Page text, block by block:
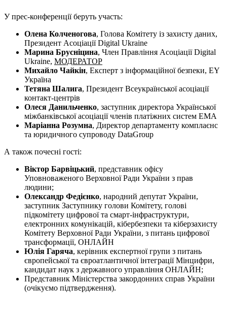
У прес-конференції беруть участь:
Олена Колченогова, Голова Комітету із захисту даних,
Президент Асоціації Digital Ukraine
Марина Брусніцина, Член Правління Асоціації Digital
Ukraine, МОДЕРАТОР
Михайло Чайкін, Експерт з інформаційної безпеки, EY
Україна
Тетяна Шалига, Президент Всеукраїнської асоціації
контакт-центрів
Олеся Данильченко, заступник директора Української
міжбанківської асоціації членів платіжних систем EMA
Маріанна Розумна, Директор департаменту комплаєнс
та юридичного супроводу DataGroup
А також почесні гості:
Віктор Барвіцький, представник офісу
Уповноваженого Верховної Ради України з прав
людини;
Олександр Федієнко, народний депутат України,
заступник Заступнику голови Комітету, голові
підкомітету цифрової та смарт-інфраструктури,
електронних комунікацій, кібербезпеки та кіберзахисту
Комітету Верховної Ради України, з питань цифрової
трансформації, ОНЛАЙН
Юлія Гаряча, керівник експертної групи з питань
європейської та євроатлантичної інтеграції Мінцифри,
кандидат наук з державного управління ОНЛАЙН;
Представник Міністерства закордонних справ України
(очікуємо підтвердження).